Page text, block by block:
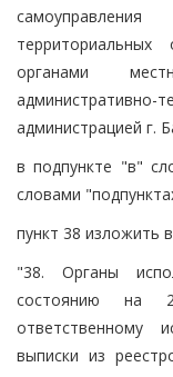
органами
администрацией г.
в подпункте "в"
словами
пункт 38 изложить
"38. Органы
состоянию на
ответственному
выписки из